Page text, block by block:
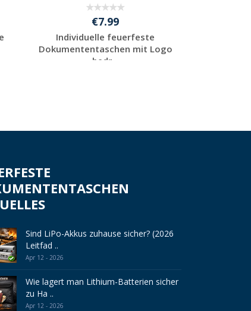
€7.99
Individuelle feuerfeste
Dokumententaschen mit Logo
bedr...
Sind LiPo-Akkus zuhause sicher? (2026
Leitfad ..
Apr 12 - 2026
Wie lagert man Lithium-Batterien sicher
zu Ha ..
Apr 12 - 2026